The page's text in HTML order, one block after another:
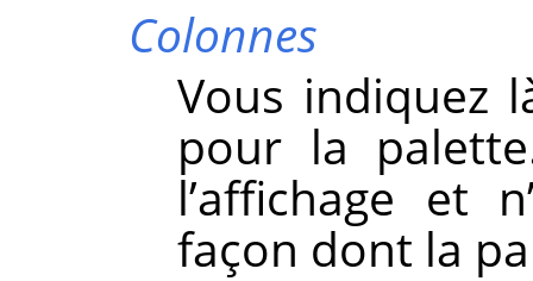
Colonnes
Vous indiquez
pour la
l’affichage et
façon dont la